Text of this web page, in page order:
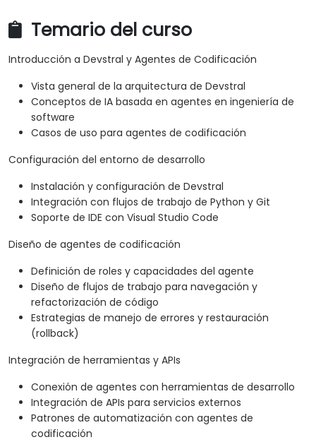
Temario del curso
Introducción a Devstral y Agentes de Codificación
Vista general de la arquitectura de Devstral
Conceptos de IA basada en agentes en ingeniería de
software
Casos de uso para agentes de codificación
Configuración del entorno de desarrollo
Instalación y configuración de Devstral
Integración con flujos de trabajo de Python y Git
Soporte de IDE con Visual Studio Code
Diseño de agentes de codificación
Definición de roles y capacidades del agente
Diseño de flujos de trabajo para navegación y
refactorización de código
Estrategias de manejo de errores y restauración
(rollback)
Integración de herramientas y APIs
Conexión de agentes con herramientas de desarrollo
Integración de APIs para servicios externos
Patrones de automatización con agentes de
codificación